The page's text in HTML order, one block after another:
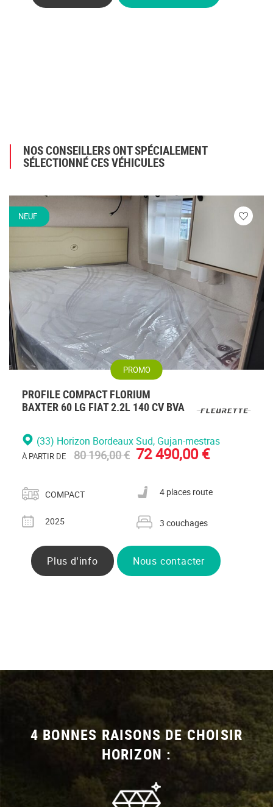
NOS CONSEILLERS ONT SPÉCIALEMENT
SÉLECTIONNÉ CES VÉHICULES
NEUF
Veuillez
PROMO
PROFILE COMPACT FLORIUM
BAXTER 60 LG FIAT 2.2L 140 CV BVA
(33) Horizon Bordeaux Sud, Gujan-mestras
À PARTIR DE 80 196,00 € 72 490,00 €
Catégorie
COMPACT
Nombre de places carte grise
4 places route
Année
2025
Nombre de couchages
3 couchages
Plus d'info Nous contacter
4 BONNES RAISONS DE CHOISIR
HORIZON :